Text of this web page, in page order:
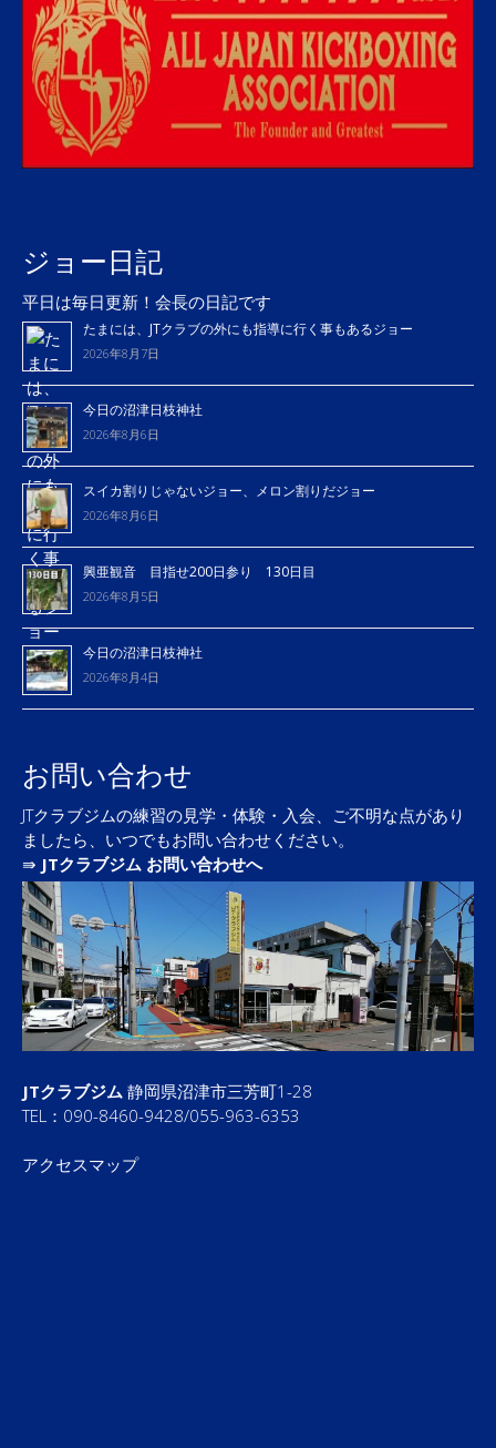
ジョー日記
平日は毎日更新！会長の日記です
たまには、JTクラブの外にも指導に行く事もあるジョー
2026年8月7日
今日の沼津日枝神社
2026年8月6日
スイカ割りじゃないジョー、メロン割りだジョー
2026年8月6日
興亜観音 目指せ200日参り 130日目
2026年8月5日
今日の沼津日枝神社
2026年8月4日
お問い合わせ
JTクラブジムの練習の見学・体験・入会、ご不明な点があり
ましたら、いつでもお問い合わせください。
⇛ JTクラブジム お問い合わせへ
JTクラブジム 静岡県沼津市三芳町1-28
TEL：090-8460-9428/055-963-6353
アクセスマップ